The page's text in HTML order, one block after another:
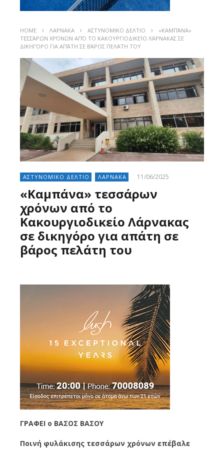
HOME ΛΑΡΝΑΚΑ ΑΣΤΥΝΟΜΙΚΟ ΔΕΛΤΙΟ
«ΚΑΜΠΆΝΑ»
ΤΕΣΣΆΡΩΝ ΧΡΌΝΩΝ ΑΠΌ ΤΟ ΚΑΚΟΥΡΓΙΟΔΙΚΕΊΟ ΛΆΡΝΑΚΑΣ ΣΕ
ΔΙΚΗΓΌΡΟ ΓΙΑ ΑΠΆΤΗ ΣΕ ΒΆΡΟΣ ΠΕΛΆΤΗ ΤΟΥ
ΑΣΤΥΝΟΜΙΚΟ ΔΕΛΤΙΟ ΛΑΡΝΑΚΑ 11/06/2025
«Καμπάνα» τεσσάρων
χρόνων από το
Κακουργιοδικείο Λάρνακας
σε δικηγόρο για απάτη σε
βάρος πελάτη του
ΓΡΑΦΕΙ ο ΒΑΣΟΣ ΒΑΣΟΥ
Ποινή φυλάκισης τεσσάρων χρόνων επέβαλε